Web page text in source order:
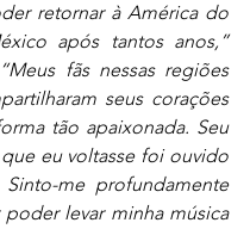
retornar à América do
após tantos anos,”
fãs nessas regiões
seus corações
tão apaixonada. Seu
eu voltasse foi ouvido
me profundamente
levar minha música